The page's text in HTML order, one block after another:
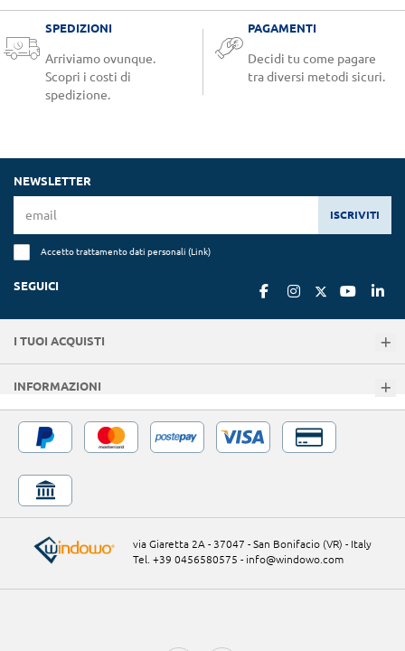
SPEDIZIONI
Arriviamo ovunque.
Scopri i costi di
spedizione.
PAGAMENTI
Decidi tu come pagare
tra diversi metodi sicuri.
NEWSLETTER
ISCRIVITI
Accetto trattamento dati personali (Link)
SEGUICI
I TUOI ACQUISTI
INFORMAZIONI
via Giaretta 2A - 37047 - San Bonifacio (VR) - Italy
Tel. +39 0456580575 - info@windowo.com